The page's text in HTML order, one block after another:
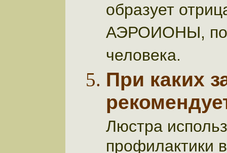
образует
АЭРОИОНЫ,
человека.
При каких
Люстра
профилактики